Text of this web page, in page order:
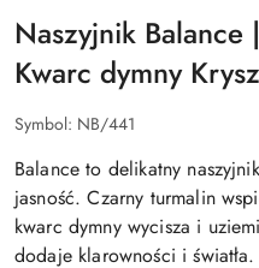
Naszyjnik Balance
Kwarc dymny
Symbol: NB/441
Balance to delikatny
jasność. Czarny turmalin
kwarc dymny wycisza i
dodaje klarowności i